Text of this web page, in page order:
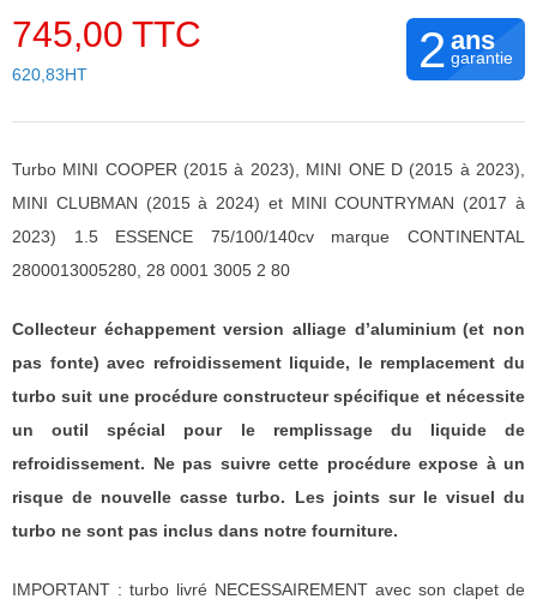
745,00 TTC
620,83HT 2 ans
garantie
Turbo MINI COOPER (2015 à 2023), MINI ONE D (2015 à 2023),
MINI CLUBMAN (2015 à 2024) et MINI COUNTRYMAN (2017 à
2023) 1.5 ESSENCE 75/100/140cv marque CONTINENTAL
2800013005280, 28 0001 3005 2 80
Collecteur échappement version alliage d’aluminium (et non
pas fonte) avec refroidissement liquide, le remplacement du
turbo suit une procédure constructeur spécifique et nécessite
un outil spécial pour le remplissage du liquide de
refroidissement. Ne pas suivre cette procédure expose à un
risque de nouvelle casse turbo. Les joints sur le visuel du
turbo ne sont pas inclus dans notre fourniture.
IMPORTANT : turbo livré NECESSAIREMENT avec son clapet de